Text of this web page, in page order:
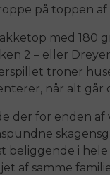
på toppen af
med 180
2 – eller
troner
når alt går
der for enden
beliggende i
af samme